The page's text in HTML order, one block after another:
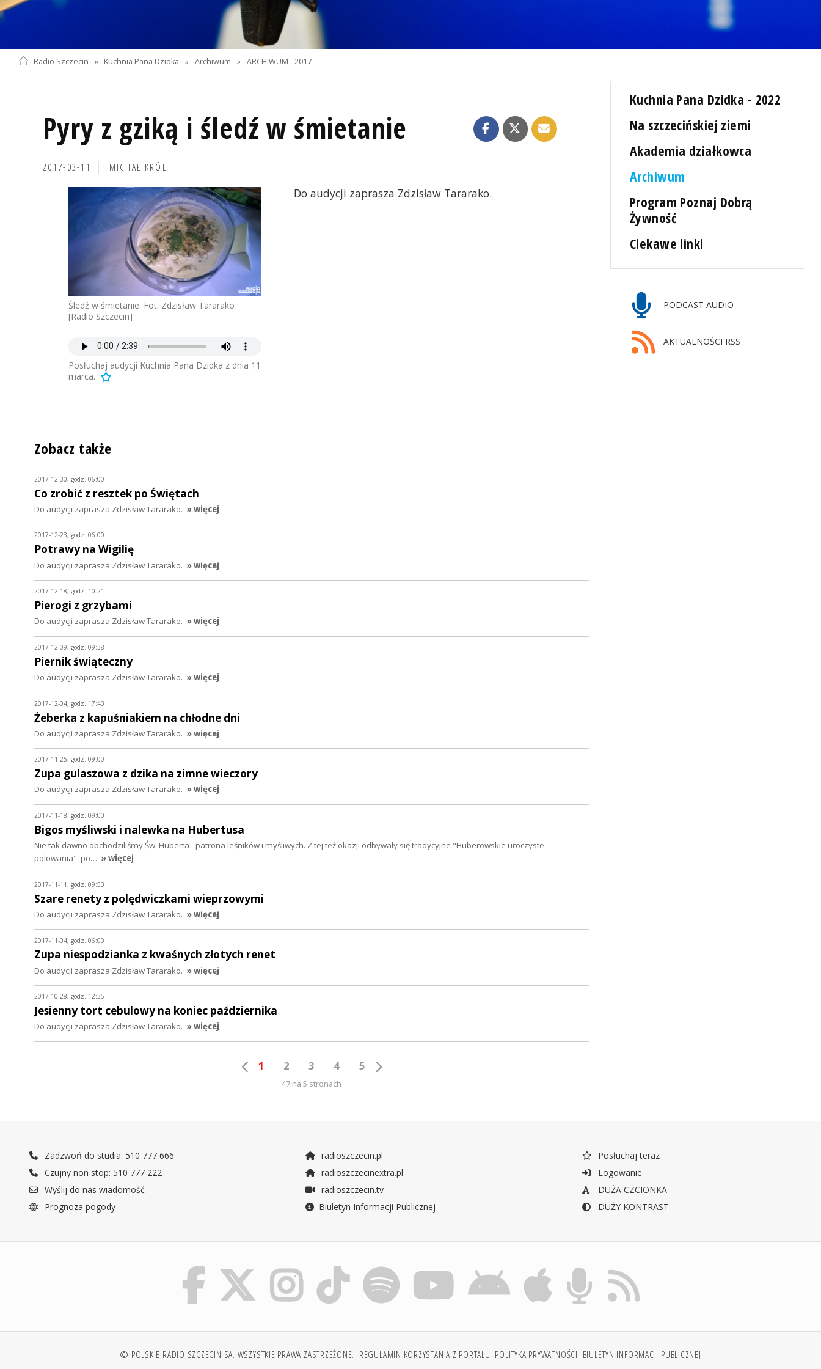
Radio Szczecin » Kuchnia Pana Dzidka » Archiwum » ARCHIWUM - 2017
Pyry z gziką i śledź w śmietanie
2017-03-11 MICHAŁ KRÓL
Śledź w śmietanie. Fot. Zdzisław Tararako
[Radio Szczecin]
Posłuchaj audycji Kuchnia Pana Dzidka z dnia 11
marca.
Do audycji zaprasza Zdzisław Tararako.
Kuchnia Pana Dzidka - 2022
Na szczecińskiej ziemi
Akademia działkowca
Archiwum
Program Poznaj Dobrą
Żywność
Ciekawe linki
PODCAST AUDIO
AKTUALNOŚCI RSS
Zobacz także
2017-12-30, godz. 06:00
Co zrobić z resztek po Świętach
Do audycji zaprasza Zdzisław Tararako. » więcej
2017-12-23, godz. 06:00
Potrawy na Wigilię
Do audycji zaprasza Zdzisław Tararako. » więcej
2017-12-18, godz. 10:21
Pierogi z grzybami
Do audycji zaprasza Zdzisław Tararako. » więcej
2017-12-09, godz. 09:38
Piernik świąteczny
Do audycji zaprasza Zdzisław Tararako. » więcej
2017-12-04, godz. 17:43
Żeberka z kapuśniakiem na chłodne dni
Do audycji zaprasza Zdzisław Tararako. » więcej
2017-11-25, godz. 09:00
Zupa gulaszowa z dzika na zimne wieczory
Do audycji zaprasza Zdzisław Tararako. » więcej
2017-11-18, godz. 09:00
Bigos myśliwski i nalewka na Hubertusa
Nie tak dawno obchodziliśmy Św. Huberta - patrona leśników i myśliwych. Z tej też okazji odbywały się tradycyjne "Huberowskie uroczyste
polowania", po… » więcej
2017-11-11, godz. 09:53
Szare renety z polędwiczkami wieprzowymi
Do audycji zaprasza Zdzisław Tararako. » więcej
2017-11-04, godz. 06:00
Zupa niespodzianka z kwaśnych złotych renet
Do audycji zaprasza Zdzisław Tararako. » więcej
2017-10-28, godz. 12:35
Jesienny tort cebulowy na koniec października
Do audycji zaprasza Zdzisław Tararako. » więcej
1 2 3 4 5
47 na 5 stronach
Zadzwoń do studia: 510 777 666
Czujny non stop: 510 777 222
Wyślij do nas wiadomość
Prognoza pogody
radioszczecin.pl
radioszczecinextra.pl
radioszczecin.tv
Biuletyn Informacji Publicznej
Posłuchaj teraz
Logowanie
DUŻA CZCIONKA
DUŻY KONTRAST
© POLSKIE RADIO SZCZECIN SA. WSZYSTKIE PRAWA ZASTRZEŻONE. REGULAMIN KORZYSTANIA Z PORTALU POLITYKA PRYWATNOŚCI BIULETYN INFORMACJI PUBLICZNEJ